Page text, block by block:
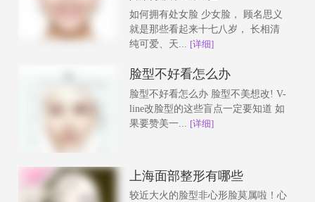
如何拥有处女脸 少女脸， 顾名思义
就是那些看起来十七八岁， 长相清
纯可爱、天... [详细]
脸型不好看怎么办
脸型不好看怎么办 脸型不美想改! V-
line改脸型的这些盲点一定要知道 如
果要赞美一...
[详细]
上海面部整形有哪些
较近大火的脸型非心形脸莫属啦！心